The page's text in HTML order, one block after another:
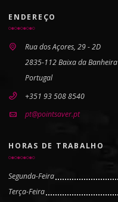
ENDEREÇO
Rua dos Açores, 29 - 2D
2835-112 Baixa da Banheira
Portugal
+351 93 508 8540
pt@pointsaver.pt
HORAS DE TRABALHO
Segunda-Feira
Terça-Feira